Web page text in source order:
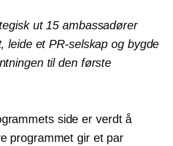
ut 15 ambassadører
leide et PR-selskap og bygde
til den første
side er verdt å
programmet gir et par